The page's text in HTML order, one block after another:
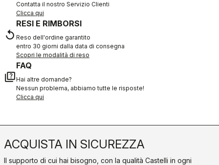
Contatta il nostro Servizio Clienti
Clicca qui
replay
RESI E RIMBORSI
Reso dell'ordine garantito
entro 30 giorni dalla data di consegna
Scopri le modalità di reso
quiz
FAQ
Hai altre domande?
Nessun problema, abbiamo tutte le risposte!
Clicca qui
ACQUISTA IN SICUREZZA
Il supporto di cui hai bisogno, con la qualità Castelli in ogni